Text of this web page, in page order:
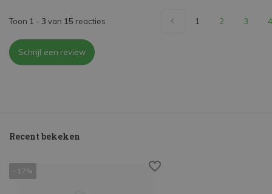
Toon 1 - 3 van 15 reacties 1 2 3 4
Schrijf een review
Recent bekeken
- 17%